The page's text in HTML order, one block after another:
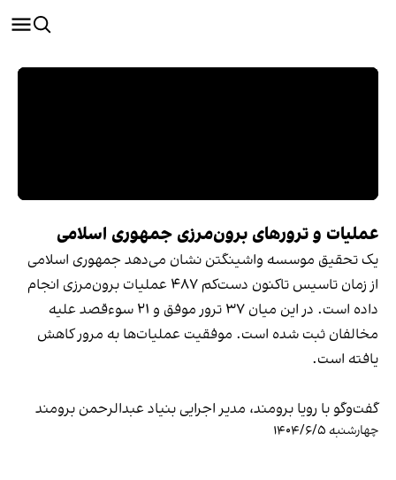
عملیات و ترورهای برون‌مرزی جمهوری اسلامی
یک تحقیق موسسه واشینگتن نشان می‌دهد جمهوری اسلامی
از زمان تاسیس تاکنون دست‌کم ۴۸۷ عملیات برون‌مرزی انجام
داده است. در این میان ۳۷ ترور موفق و ۲۱ سوءقصد علیه
مخالفان ثبت شده است. موفقیت عملیات‌ها به مرور کاهش
یافته است.
گفت‌وگو با رویا برومند، مدیر اجرایی بنیاد عبدالرحمن برومند
چهارشنبه ۱۴۰۴/۶/۵